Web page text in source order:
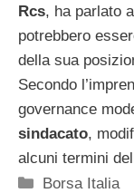
Rcs, ha parlato
potrebbero
della sua
Secondo
governance
sindacato,
alcuni termini
Categorie
Borsa Italia